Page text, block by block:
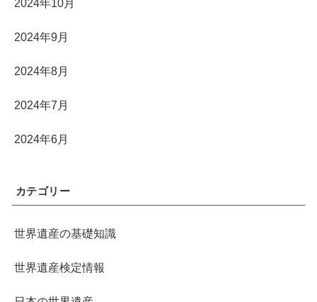
2024年10月
2024年9月
2024年8月
2024年7月
2024年6月
カテゴリー
世界遺産の基礎知識
世界遺産検定情報